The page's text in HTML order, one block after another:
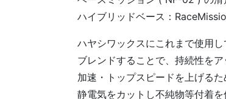
ハイブリッドベース：
ハヤシワックスにこれまで使用
ブレンドすることで、持続性をア
加速・トップスピードを上げるた
静電気をカットし不純物等付着を